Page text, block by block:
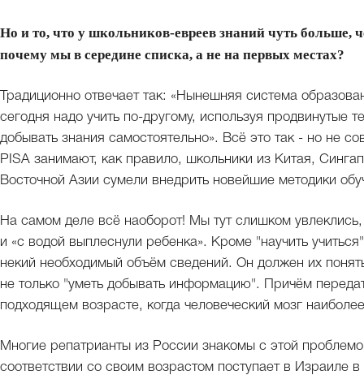
Но и то, что у школьников-евреев знаний чуть больше,
почему мы в середине списка, а не на первых местах?
Традиционно отвечает так: «Нынешняя система
сегодня надо учить по-другому, используя продвинутые
добывать знания самостоятельно». Всё это так - но не
PISA занимают, как правило, школьники из Китая,
Восточной Азии сумели внедрить новейшие методики
На самом деле всё наоборот! Мы тут слишком
и «с водой выплеснули ребенка». Кроме "научить
некий необходимый объём сведений. Он должен их
не только "уметь добывать информацию". Причём
подходящем возрасте, когда человеческий мозг
Многие репатрианты из России знакомы с этой
соответствии со своим возрастом поступает в Израиле